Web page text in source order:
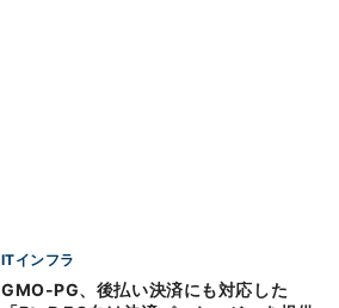
ITインフラ
GMO-PG、後払い決済にも対応した